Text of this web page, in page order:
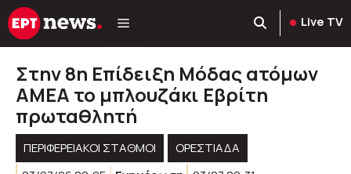
Μετάβαση
σε
Live TV
Στην 8η Επίδειξη Μόδας ατόμων
ΑΜΕΑ το μπλουζάκι Εβρίτη
πρωταθλητή
ΠΕΡΙΦΕΡΕΙΑΚΟΊ ΣΤΑΘΜΟΊ
ΟΡΕΣΤΙΑΔΑ